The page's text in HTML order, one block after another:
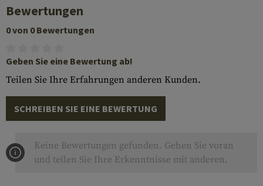
Bewertungen
0 von 0 Bewertungen
Geben Sie eine Bewertung ab!
Teilen Sie Ihre Erfahrungen anderen Kunden.
SCHREIBEN SIE EINE BEWERTUNG
Keine Bewertungen gefunden. Gehen Sie voran
und teilen Sie Ihre Erkenntnisse mit anderen.